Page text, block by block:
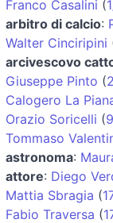
Franco Casalini (
arbitro di calcio:
Walter Cinciripini
arcivescovo
Giuseppe Pinto (
Calogero La
Orazio Soricelli (
Tommaso
astronoma:
attore: Diego
Mattia Sbragia (
Fabio Traversa (